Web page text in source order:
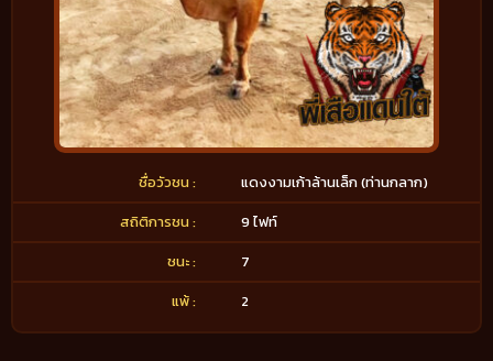
ชื่อวัวชน :
แดงงามเก้าล้านเล็ก (ท่านกลาก)
สถิติการชน :
9 ไฟท์
ชนะ :
7
แพ้ :
2